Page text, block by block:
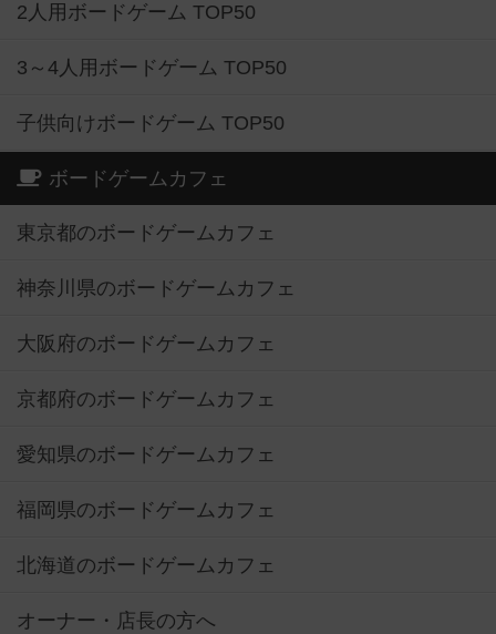
2人用ボードゲーム TOP50
3～4人用ボードゲーム TOP50
子供向けボードゲーム TOP50
ボードゲームカフェ
東京都のボードゲームカフェ
神奈川県のボードゲームカフェ
大阪府のボードゲームカフェ
京都府のボードゲームカフェ
愛知県のボードゲームカフェ
福岡県のボードゲームカフェ
北海道のボードゲームカフェ
オーナー・店長の方へ